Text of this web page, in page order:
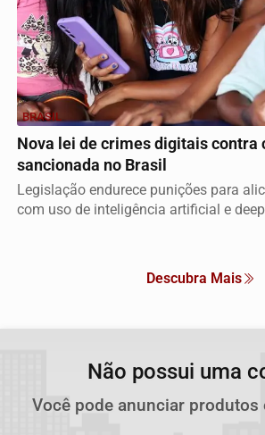
BRASIL
Nova lei de crimes digitais contra
sancionada no Brasil
Legislação endurece punições para
com uso de inteligência artificial e
Descubra Mais
Não possui uma
Você pode anunciar produtos